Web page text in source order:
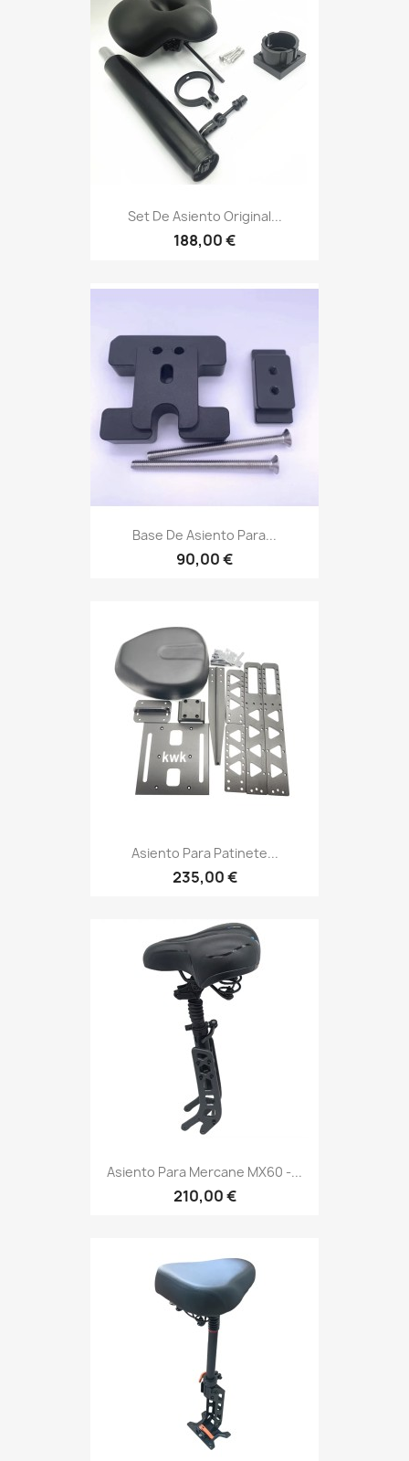
Set De Asiento Original...
188,00 €
Base De Asiento Para...
90,00 €
Asiento Para Patinete...
235,00 €
Asiento Para Mercane MX60 -...
210,00 €